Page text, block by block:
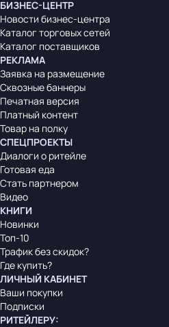
БИЗНЕС-ЦЕНТР
Новости бизнес-центра
Каталог торговых сетей
Каталог поставщиков
РЕКЛАМА
Заявка на размещение
Сквозные баннеры
Печатная версия
Платный контент
Товар на полку
СПЕЦПРОЕКТЫ
Диалоги о ритейле
Готовая еда
Стать партнером
Видео
КНИГИ
Новинки
Топ-10
Трафик без скидок?
Где купить?
ЛИЧНЫЙ КАБИНЕТ
Ваши покупки
Подписки
РИТЕЙЛЕРУ: